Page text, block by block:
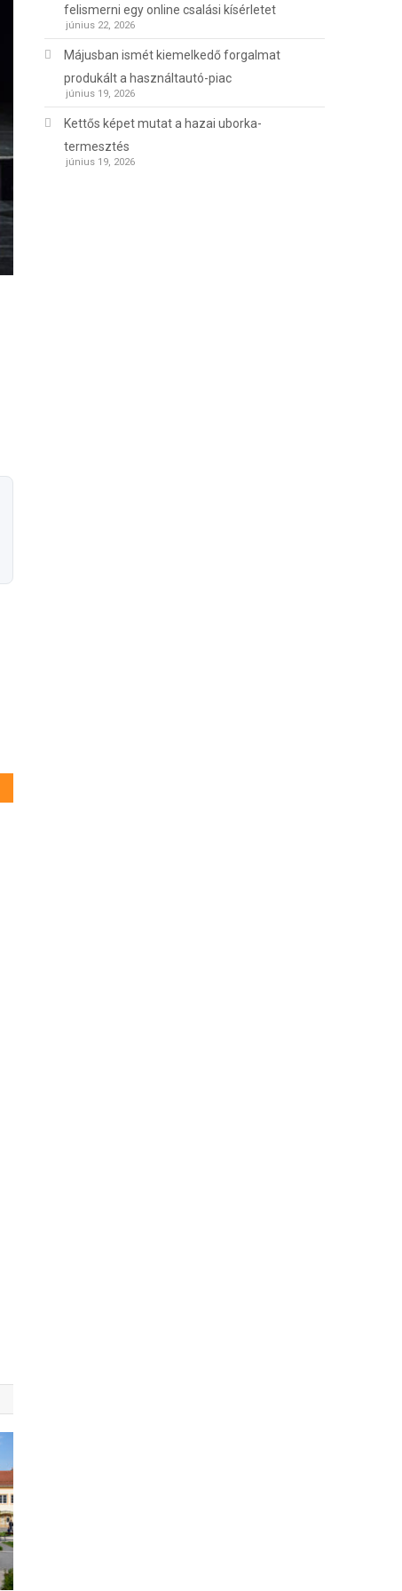
felismerni egy online csalási kísérletet
június 22, 2026
Májusban ismét kiemelkedő forgalmat
produkált a használtautó-piac
június 19, 2026
Kettős képet mutat a hazai uborka-
termesztés
június 19, 2026